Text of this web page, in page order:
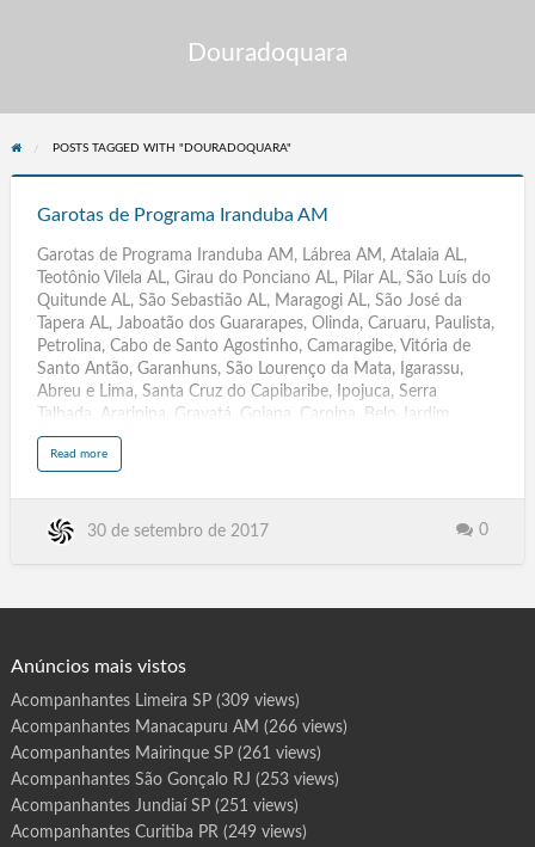
Douradoquara
POSTS TAGGED WITH "DOURADOQUARA"
Iranduba
Garotas de Programa Iranduba AM
Garotas de Programa Iranduba AM, Lábrea AM, Atalaia AL,
Teotônio Vilela AL, Girau do Ponciano AL, Pilar AL, São Luís do
Quitunde AL, São Sebastião AL, Maragogi AL, São José da
Tapera AL, Jaboatão dos Guararapes, Olinda, Caruaru, Paulista,
Petrolina, Cabo de Santo Agostinho, Camaragibe, Vitória de
Santo Antão, Garanhuns, São Lourenço da Mata, Igarassu,
Abreu e Lima, Santa Cruz do Capibaribe, Ipojuca, Serra
Talhada, Araripina, Gravatá, Goiana, Carpina, Belo Jardim,
Arcoverde, Ouricuri, Escada, Pesqueira, Palmares, Surubim,
Bezerros, Moreno, Salgueiro, Limoeiro, São Bento do Una,
Humaitá, AM,Ji-Paraná, Ariquemes, Vilhena, Cacoal, Jaru,
Read morea
t
r
e
r
m
a
r
n
u
b
a
A
M
30 de setembro de 2017 0
Anúncios mais vistos
Acompanhantes Limeira SP(309 views)
Acompanhantes Manacapuru AM (266 views)
Acompanhantes Mairinque SP(261 views)
Acompanhantes São Gonçalo RJ (253 views)
Acompanhantes Jundiaí SP(251 views)
Acompanhantes Curitiba PR(249 views)